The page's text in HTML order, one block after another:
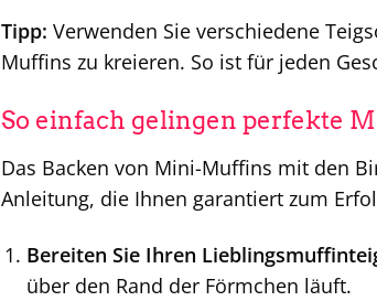
Tipp: Verwenden Sie verschiedene
Muffins zu kreieren. So ist für jeden
So einfach gelingen perfekte
Das Backen von Mini-Muffins mit den
Anleitung, die Ihnen garantiert zum
Bereiten Sie Ihren
über den Rand der Förmchen läuft.